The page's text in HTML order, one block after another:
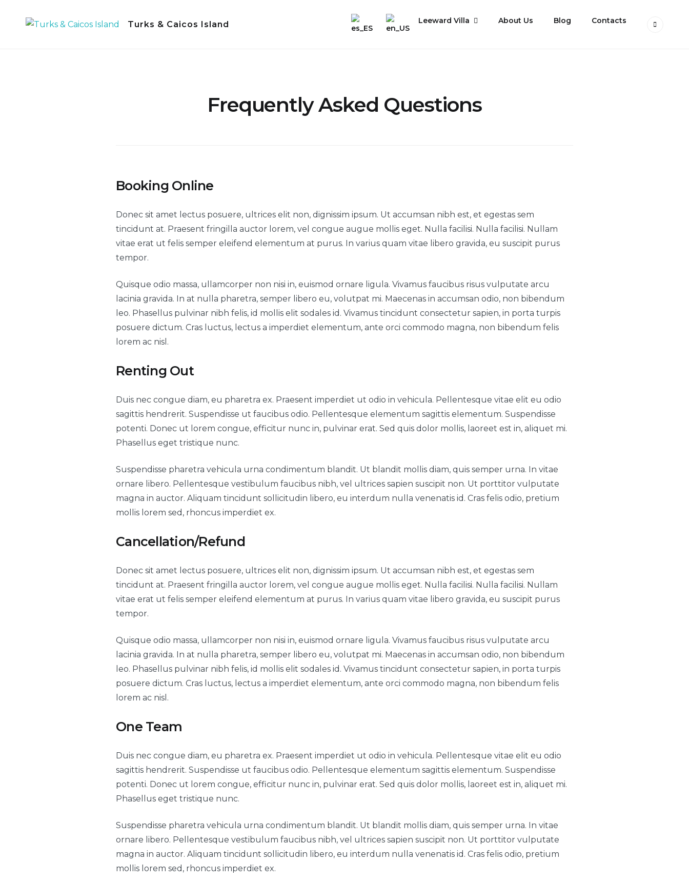
Turks & Caicos Island Leeward Villa About Us Blog Contacts
Frequently Asked Questions
Booking Online
Donec sit amet lectus posuere, ultrices elit non, dignissim ipsum. Ut accumsan nibh est, et egestas sem
tincidunt at. Praesent fringilla auctor lorem, vel congue augue mollis eget. Nulla facilisi. Nulla facilisi. Nullam
vitae erat ut felis semper eleifend elementum at purus. In varius quam vitae libero gravida, eu suscipit purus
tempor.
Quisque odio massa, ullamcorper non nisi in, euismod ornare ligula. Vivamus faucibus risus vulputate arcu
lacinia gravida. In at nulla pharetra, semper libero eu, volutpat mi. Maecenas in accumsan odio, non bibendum
leo. Phasellus pulvinar nibh felis, id mollis elit sodales id. Vivamus tincidunt consectetur sapien, in porta turpis
posuere dictum. Cras luctus, lectus a imperdiet elementum, ante orci commodo magna, non bibendum felis
lorem ac nisl.
Renting Out
Duis nec congue diam, eu pharetra ex. Praesent imperdiet ut odio in vehicula. Pellentesque vitae elit eu odio
sagittis hendrerit. Suspendisse ut faucibus odio. Pellentesque elementum sagittis elementum. Suspendisse
potenti. Donec ut lorem congue, efficitur nunc in, pulvinar erat. Sed quis dolor mollis, laoreet est in, aliquet mi.
Phasellus eget tristique nunc.
Suspendisse pharetra vehicula urna condimentum blandit. Ut blandit mollis diam, quis semper urna. In vitae
ornare libero. Pellentesque vestibulum faucibus nibh, vel ultrices sapien suscipit non. Ut porttitor vulputate
magna in auctor. Aliquam tincidunt sollicitudin libero, eu interdum nulla venenatis id. Cras felis odio, pretium
mollis lorem sed, rhoncus imperdiet ex.
Cancellation/Refund
Donec sit amet lectus posuere, ultrices elit non, dignissim ipsum. Ut accumsan nibh est, et egestas sem
tincidunt at. Praesent fringilla auctor lorem, vel congue augue mollis eget. Nulla facilisi. Nulla facilisi. Nullam
vitae erat ut felis semper eleifend elementum at purus. In varius quam vitae libero gravida, eu suscipit purus
tempor.
Quisque odio massa, ullamcorper non nisi in, euismod ornare ligula. Vivamus faucibus risus vulputate arcu
lacinia gravida. In at nulla pharetra, semper libero eu, volutpat mi. Maecenas in accumsan odio, non bibendum
leo. Phasellus pulvinar nibh felis, id mollis elit sodales id. Vivamus tincidunt consectetur sapien, in porta turpis
posuere dictum. Cras luctus, lectus a imperdiet elementum, ante orci commodo magna, non bibendum felis
lorem ac nisl.
One Team
Duis nec congue diam, eu pharetra ex. Praesent imperdiet ut odio in vehicula. Pellentesque vitae elit eu odio
sagittis hendrerit. Suspendisse ut faucibus odio. Pellentesque elementum sagittis elementum. Suspendisse
potenti. Donec ut lorem congue, efficitur nunc in, pulvinar erat. Sed quis dolor mollis, laoreet est in, aliquet mi.
Phasellus eget tristique nunc.
Suspendisse pharetra vehicula urna condimentum blandit. Ut blandit mollis diam, quis semper urna. In vitae
ornare libero. Pellentesque vestibulum faucibus nibh, vel ultrices sapien suscipit non. Ut porttitor vulputate
magna in auctor. Aliquam tincidunt sollicitudin libero, eu interdum nulla venenatis id. Cras felis odio, pretium
mollis lorem sed, rhoncus imperdiet ex.